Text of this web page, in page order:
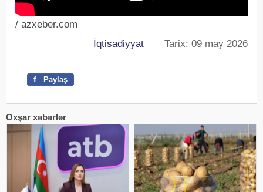
/ azxeber.com
İqtisadiyyat Tarix: 09 may 2026
f Paylaş
Oxşar xəbərlər